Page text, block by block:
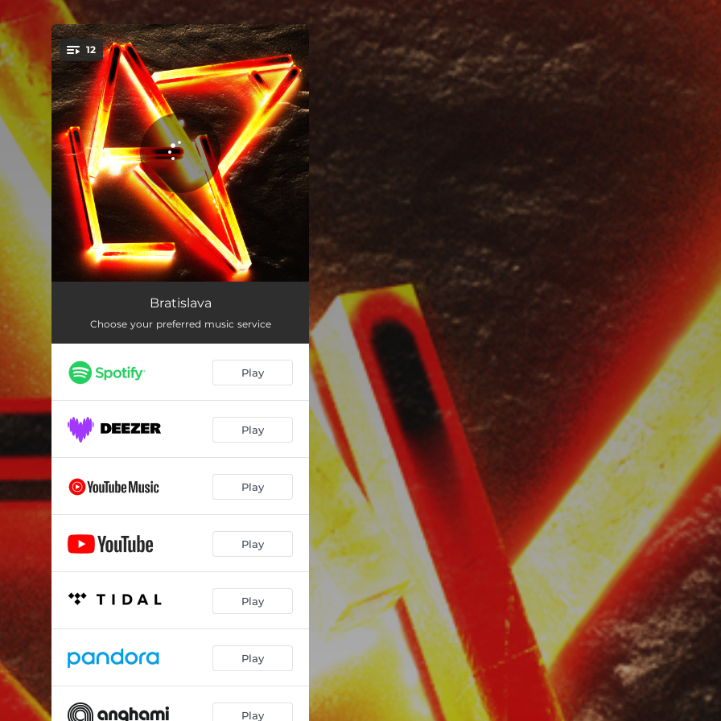
You're all set!
12
Casa em Chamas 04:12
Deixa a Criança Dançar 04:11
Fica Mais Leve 03:49
Cine Delírio 03:11
Alma Mágica 02:50
Te Deixar pra Trás 03:27
04:17
04:03
Amorte 03:58
Bratislava
Choose your preferred music service
Play
Play
Play
Play
Play
Play
Play